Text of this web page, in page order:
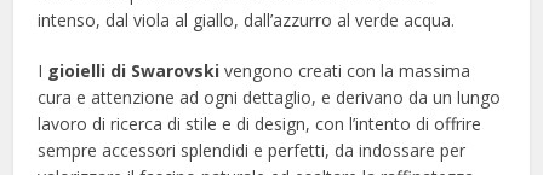
intenso, dal viola al giallo, dall’azzurro al verde acqua.
I gioielli di Swarovski vengono creati con la massima
cura e attenzione ad ogni dettaglio, e derivano da un lungo
lavoro di ricerca di stile e di design, con l’intento di offrire
sempre accessori splendidi e perfetti, da indossare per